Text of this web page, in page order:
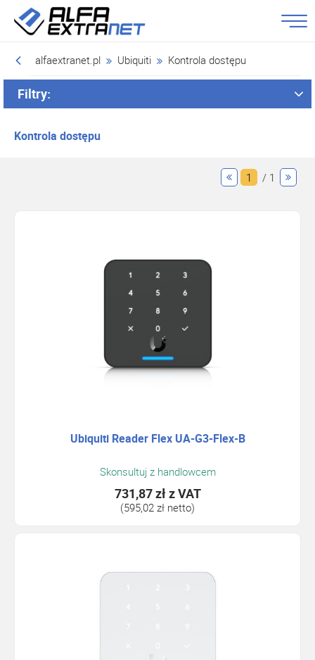
alfaextranet.pl Ubiquiti Kontrola dostępu
Filtry:
Kontrola dostępu
1 / 1
Ubiquiti Reader Flex UA-G3-Flex-B
Skonsultuj z handlowcem
731,87 złz VAT
(595,02 zł netto)